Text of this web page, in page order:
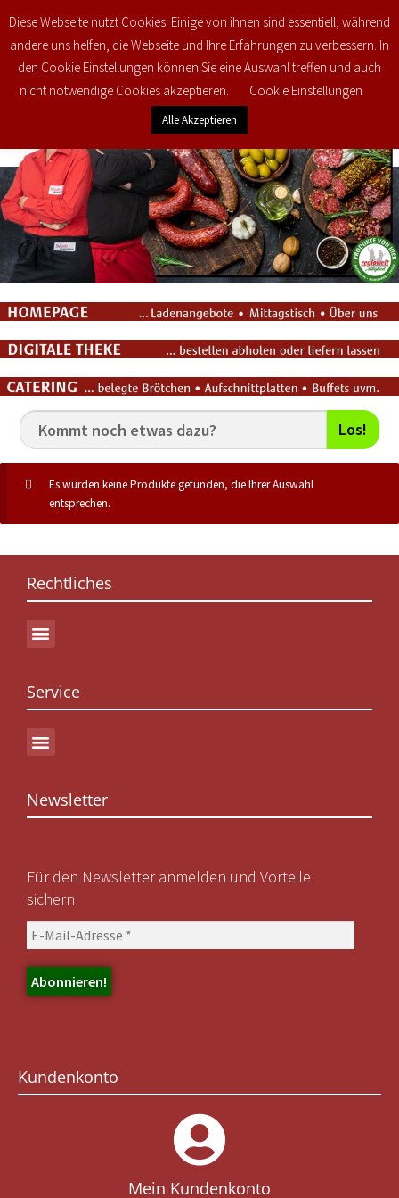
€0,00 0
Los!
Es wurden keine Produkte gefunden, die Ihrer Auswahl
entsprechen.
Rechtliches
Service
Newsletter
Für den Newsletter anmelden und Vorteile
sichern
Kundenkonto
Mein Kundenkonto
Diese Webseite nutzt Cookies. Einige von ihnen sind essentiell, während
andere uns helfen, die Webseite und Ihre Erfahrungen zu verbessern. In
den Cookie Einstellungen können Sie eine Auswahl treffen und auch
nicht notwendige Cookies akzeptieren.
Cookie Einstellungen
Alle Akzeptieren